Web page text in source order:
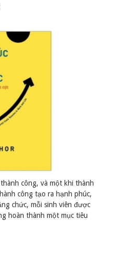
công, và một khi thành
công tạo ra hạnh phúc,
chức, mỗi sinh viên được
hoàn thành một mục tiêu